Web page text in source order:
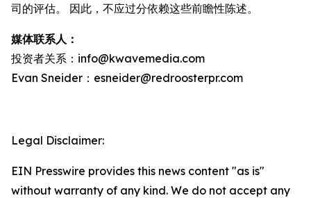
司的评估。 因此，不应过分依赖这些前瞻性陈述。
媒体联系人：
投资者关系：info@kwavemedia.com
Evan Sneider：esneider@redroosterpr.com
Legal Disclaimer:
EIN Presswire provides this news content "as is"
without warranty of any kind. We do not accept any